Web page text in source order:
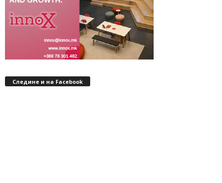
Следине и на Facebook